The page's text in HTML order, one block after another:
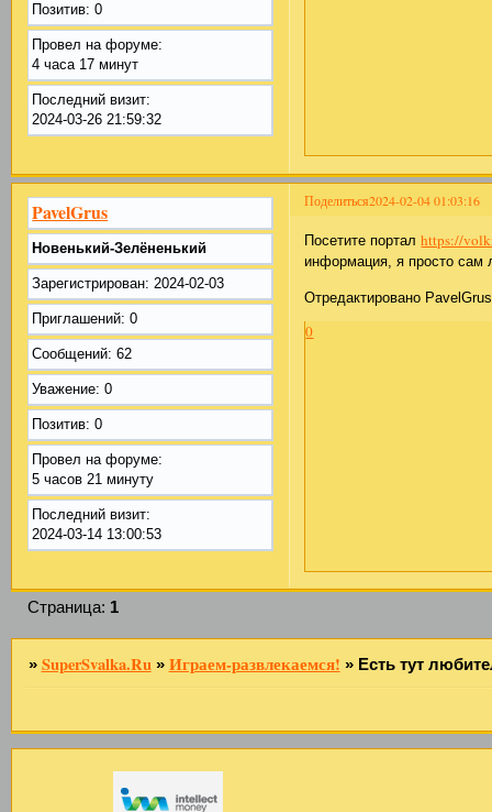
Позитив: 0
Провел на форуме:
4 часа 17 минут
Последний визит:
2024-03-26 21:59:32
Поделиться2024-02-04 01:03:16
PavelGrus
Новенький-Зелёненький
Зарегистрирован: 2024-02-03
Приглашений: 0
Сообщений: 62
Уважение: 0
Позитив: 0
Провел на форуме:
5 часов 21 минуту
Последний визит:
2024-03-14 13:00:53
Посетите порталhttps://
информация, я просто сам
Отредактировано
0
Страница: 1
» SuperSvalka.Ru » Играем-развлекаемся! » Есть тут